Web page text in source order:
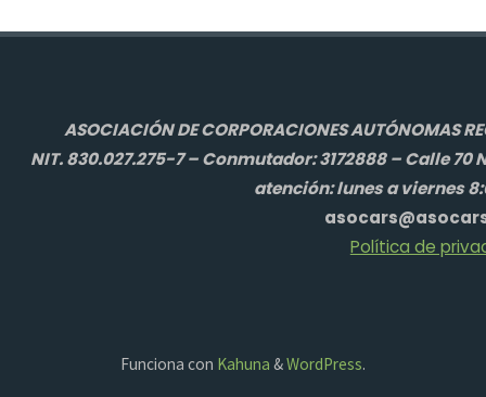
ASOCIACIÓN DE CORPORACIONES AUTÓNOMAS
NIT. 830.027.275-7 – Conmutador: 3172888 – Calle 70
atención: lunes a viernes
Política de
Funciona con Kahuna &WordPress.